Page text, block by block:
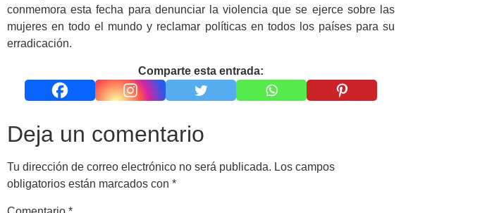
conmemora esta fecha para denunciar la violencia que se ejerce sobre las
mujeres en todo el mundo y reclamar políticas en todos los países para su
erradicación.
Comparte esta entrada:
Deja un comentario
Tu dirección de correo electrónico no será publicada. Los campos
obligatorios están marcados con *